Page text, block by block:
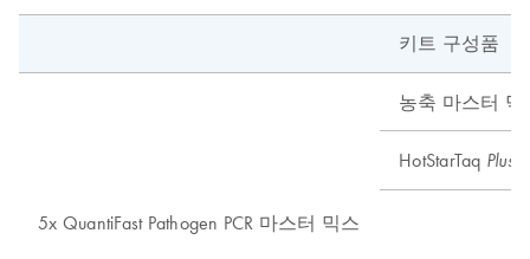
키트 구성품
5x QuantiFast Pathogen PCR 마스터 믹스
농축 마스터 믹
HotStarTaq Plus